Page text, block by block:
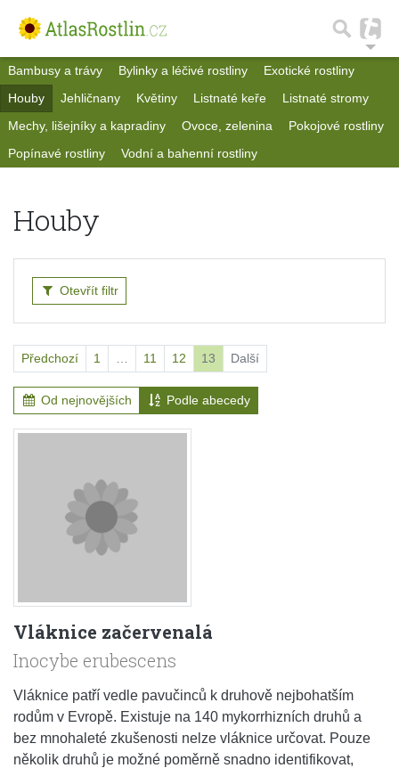
Bambusy a trávy Bylinky a léčivé rostliny
Exotické rostliny
Houby
Jehličnany Květiny Listnaté keře
Listnaté stromy
Mechy, lišejníky a kapradiny
Ovoce, zelenina
Pokojové rostliny
Popínavé rostliny
Vodní a bahenní rostliny
Houby
Otevřít filtr
Předchozí 1 11 12 13 Další
Od nejnovějších Podle abecedy
Vláknice začervenalá
Inocybe erubescens
Vláknice patří vedle pavučinců k druhově nejbohatším
rodům v Evropě. Existuje na 140 mykorrhizních druhů a
bez mnohaleté zkušenosti nelze vláknice určovat. Pouze
několik druhů je možné poměrně snadno identifikovat,